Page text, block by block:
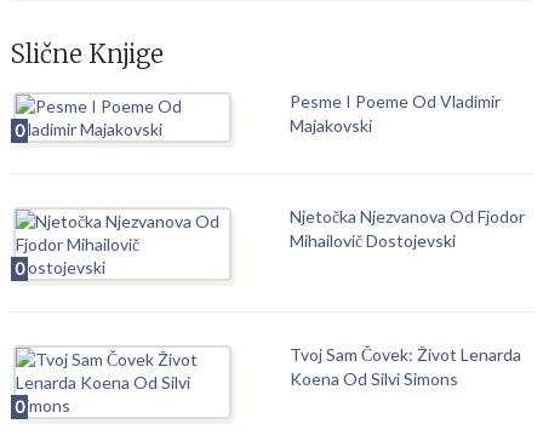
Slične Knjige
0
Pesme I Poeme Od Vladimir
Majakovski
0
Njetočka Njezvanova Od Fjodor
Mihailovič Dostojevski
0
Tvoj Sam Čovek: Život Lenarda
Koena Od Silvi Simons